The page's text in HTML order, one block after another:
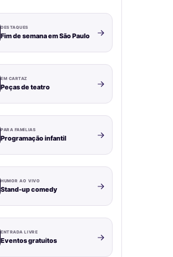
DESTAQUES
Fim de semana em São Paulo
EM CARTAZ
Peças de teatro
PARA FAMÍLIAS
Programação infantil
HUMOR AO VIVO
Stand-up comedy
ENTRADA LIVRE
Eventos gratuitos